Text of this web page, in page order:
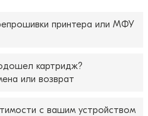
принтера или МФУ
картридж?
или возврат
с вашим устройством